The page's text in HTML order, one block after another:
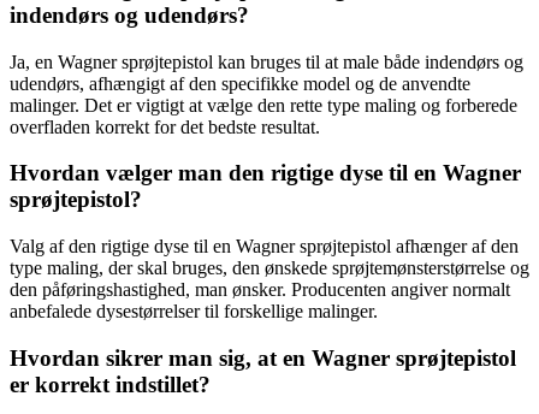
indendørs og udendørs?
Ja, en Wagner sprøjtepistol kan bruges til at male både indendørs og
udendørs, afhængigt af den specifikke model og de anvendte
malinger. Det er vigtigt at vælge den rette type maling og forberede
overfladen korrekt for det bedste resultat.
Hvordan vælger man den rigtige dyse til en Wagner
sprøjtepistol?
Valg af den rigtige dyse til en Wagner sprøjtepistol afhænger af den
type maling, der skal bruges, den ønskede sprøjtemønsterstørrelse og
den påføringshastighed, man ønsker. Producenten angiver normalt
anbefalede dysestørrelser til forskellige malinger.
Hvordan sikrer man sig, at en Wagner sprøjtepistol
er korrekt indstillet?